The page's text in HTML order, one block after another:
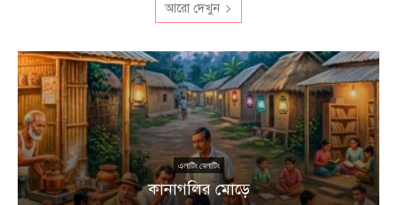
আরো দেখুন
এলাটিং বেলাটিং
কানাগলির মোড়ে